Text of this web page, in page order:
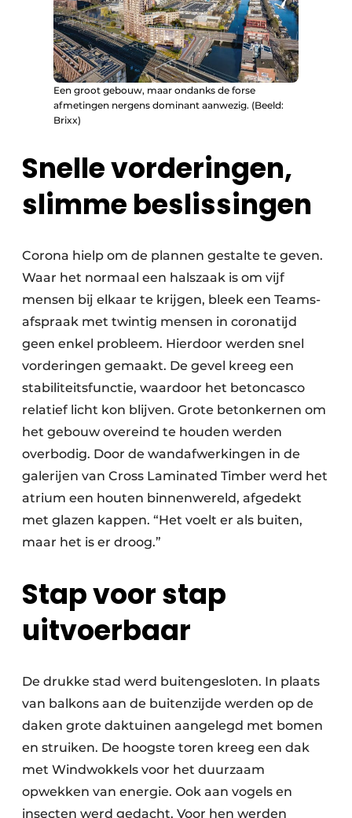
Een groot gebouw, maar ondanks de forse
afmetingen nergens dominant aanwezig. (Beeld:
Brixx)
Snelle vorderingen,
slimme beslissingen
Corona hielp om de plannen gestalte te geven.
Waar het normaal een halszaak is om vijf
mensen bij elkaar te krijgen, bleek een Teams-
afspraak met twintig mensen in coronatijd
geen enkel probleem. Hierdoor werden snel
vorderingen gemaakt. De gevel kreeg een
stabiliteitsfunctie, waardoor het betoncasco
relatief licht kon blijven. Grote betonkernen om
het gebouw overeind te houden werden
overbodig. Door de wandafwerkingen in de
galerijen van Cross Laminated Timber werd het
atrium een houten binnenwereld, afgedekt
met glazen kappen. “Het voelt er als buiten,
maar het is er droog.”
Stap voor stap
uitvoerbaar
De drukke stad werd buitengesloten. In plaats
van balkons aan de buitenzijde werden op de
daken grote daktuinen aangelegd met bomen
en struiken. De hoogste toren kreeg een dak
met Windwokkels voor het duurzaam
opwekken van energie. Ook aan vogels en
insecten werd gedacht. Voor hen werden